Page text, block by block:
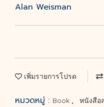
Alan Weisman
เพิ่มรายการโปรด
หมวดหมู่ : Book , หนังสือ